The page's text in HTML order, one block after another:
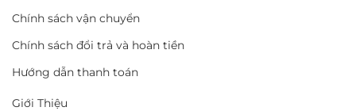
Chính sách vận chuyển
Chính sách đổi trả và hoàn tiền
Hướng dẫn thanh toán
Giới Thiệu